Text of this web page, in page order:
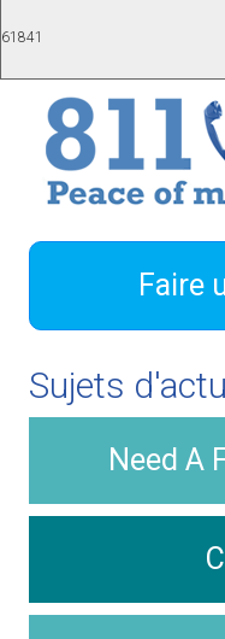
61841
Faire
Sujets
Need A